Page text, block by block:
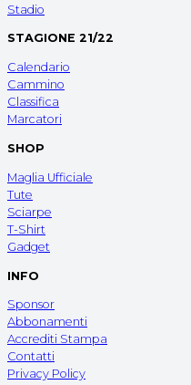
Stadio
STAGIONE 21/22
Calendario
Cammino
Classifica
Marcatori
SHOP
Maglia Ufficiale
Tute
Sciarpe
T-Shirt
Gadget
INFO
Sponsor
Abbonamenti
Accrediti Stampa
Contatti
Privacy Policy